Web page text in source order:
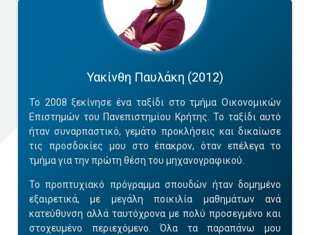
Υακίνθη Παυλάκη (2012)
Το 2008 ξεκίνησε ένα ταξίδι στο τμήμα Οικονομικών
Επιστημών του Πανεπιστημίου Κρήτης. Το ταξίδι αυτό
ήταν συναρπαστικό, γεμάτο προκλήσεις και δικαίωσε
τις προσδοκίες μου στο έπακρον, όταν επέλεγα το
τμήμα για την πρώτη θέση του μηχανογραφικού.
Το προπτυχιακό πρόγραμμα σπουδών ήταν δομημένο
εξαιρετικά, με μεγάλη ποικιλία μαθημάτων ανά
κατεύθυνση αλλά ταυτόχρονα με πολύ προσεγμένο και
στοχευμένο περιεχόμενο. Όλα τα παραπάνω μου